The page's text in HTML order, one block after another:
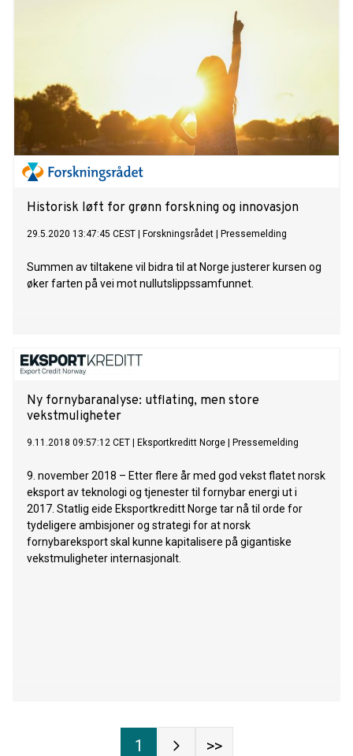
Historisk løft for grønn forskning og innovasjon
29.5.2020 13:47:45 CEST Forskningsrådet Pressemelding
Summen av tiltakene vil bidra til at Norge justerer kursen og
øker farten på vei mot nullutslippssamfunnet.
Ny fornybaranalyse: utflating, men store
vekstmuligheter
9.11.2018 09:57:12 CET Eksportkreditt Norge Pressemelding
9. november 2018 – Etter flere år med god vekst flatet norsk
eksport av teknologi og tjenester til fornybar energi ut i
2017. Statlig eide Eksportkreditt Norge tar nå til orde for
tydeligere ambisjoner og strategi for at norsk
fornybareksport skal kunne kapitalisere på gigantiske
vekstmuligheter internasjonalt.
1 >>